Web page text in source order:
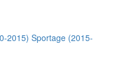
2015) Sportage (2015-